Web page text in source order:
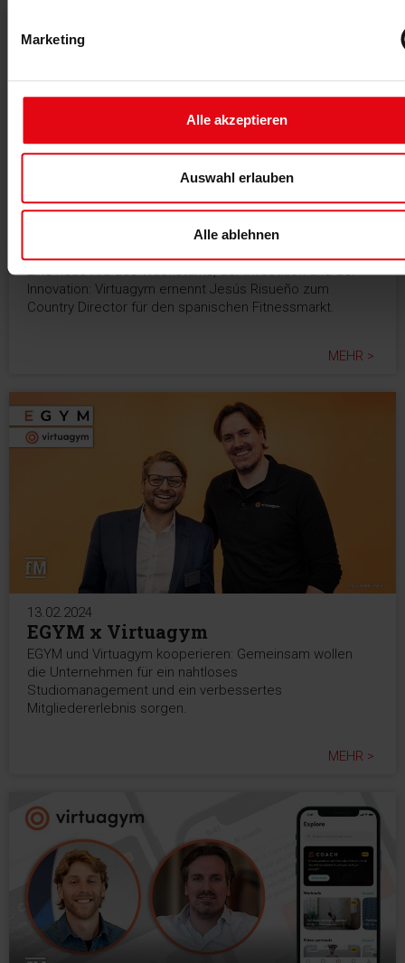
Marketing
Alle akzeptieren
Auswahl erlauben
Alle ablehnen
Eine neue Ära des Wachstums, der Investition und der
Innovation: Virtuagym ernennt Jesús Risueño zum
Country Director für den spanischen Fitnessmarkt.
MEHR >
13.02.2024
EGYM x Virtuagym
EGYM und Virtuagym kooperieren: Gemeinsam wollen
die Unternehmen für ein nahtloses
Studiomanagement und ein verbessertes
Mitgliedererlebnis sorgen.
MEHR >